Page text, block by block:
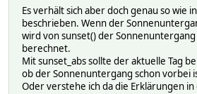
Es verhält sich aber doch genau so wie
beschrieben. Wenn der
wird von sunset() der Sonnenuntergang
berechnet.
Mit sunset_abs sollte der aktuelle Tag
ob der Sonnenuntergang schon vorbei
Oder verstehe ich da die Erklärungen